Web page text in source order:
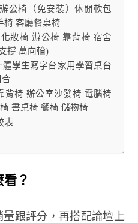
公椅（免安裝）休閒軟包
椅 客廳餐桌椅
妝椅 辦公椅 靠背椅 宿舍
撐 萬向輪)
學生寫字台家用學習桌台
背椅 辦公室沙發椅 電腦椅
書桌椅 餐椅 儲物椅
表
？
跟評分，再搭配論壇上